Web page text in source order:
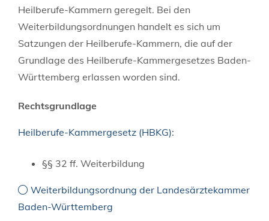
Heilberufe-Kammern geregelt. Bei den
Weiterbildungsordnungen handelt es sich um
Satzungen der Heilberufe-Kammern, die auf der
Grundlage des Heilberufe-Kammergesetzes Baden-
Württemberg erlassen worden sind.
Rechtsgrundlage
Heilberufe-Kammergesetz (HBKG):
§§ 32 ff. Weiterbildung
Weiterbildungsordnung der Landesärztekammer
Baden-Württemberg